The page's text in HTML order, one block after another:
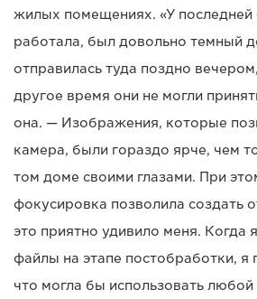
жилых помещениях. «У последней
работала, был довольно темный
отправилась туда поздно
другое время они не могли
она. — Изображения, которые
камера, были гораздо ярче, чем
том доме своими глазами. При
фокусировка позволила создать
это приятно удивило меня. Когда
файлы на этапе постобработки, я
что могла бы использовать любой